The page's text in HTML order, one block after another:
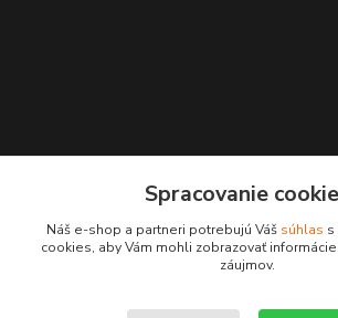
leksunsro@gmail.com
Spracovanie
Náš e-shop a partneri potrebujú Váš súhlas s
cookies, aby Vám mohli zobrazovať informácie
záujmov.